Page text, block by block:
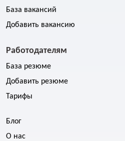
База вакансий
Добавить вакансию
Работодателям
База резюме
Добавить резюме
Тарифы
Блог
О нас